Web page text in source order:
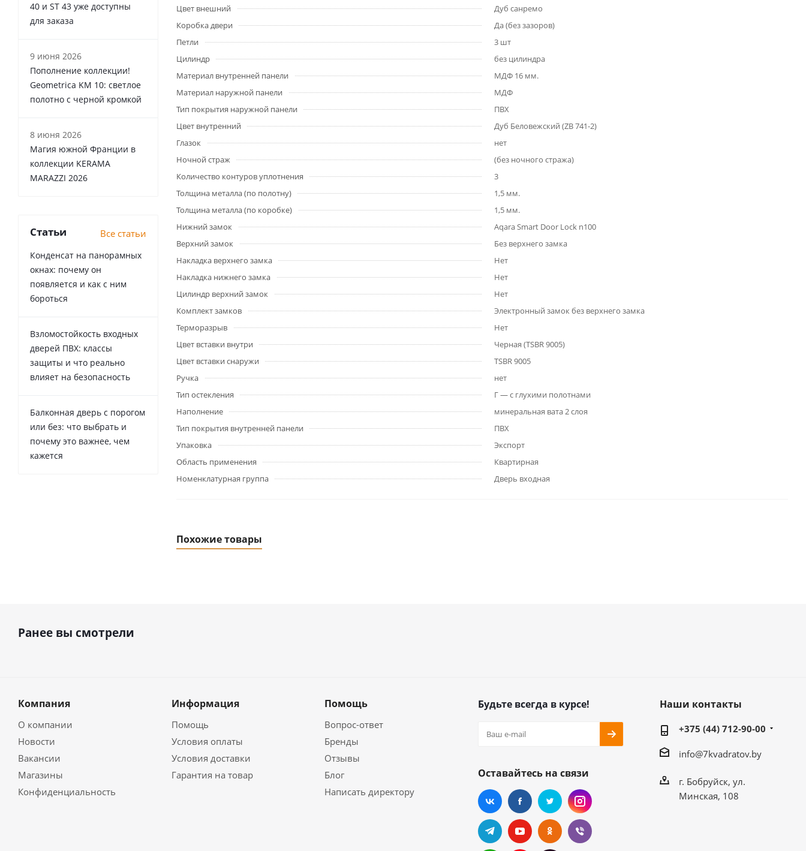
Цвет внешний
Дуб санремо
Коробка двери
Да (без зазоров)
Петли
3 шт
Цилиндр
без цилиндра
Материал внутренней панели
МДФ 16 мм.
Материал наружной панели
МДФ
Тип покрытия наружной панели
ПВХ
Цвет внутренний
Дуб Беловежский (ZB 741-2)
Глазок
нет
Ночной страж
(без ночного стража)
Количество контуров уплотнения
3
Толщина металла (по полотну)
1,5 мм.
Толщина металла (по коробке)
1,5 мм.
Нижний замок
Aqara Smart Door Lock n100
Верхний замок
Без верхнего замка
Накладка верхнего замка
Нет
Накладка нижнего замка
Нет
Цилиндр верхний замок
Нет
Комплект замков
Электронный замок без верхнего замка
Терморазрыв
Нет
Цвет вставки внутри
Черная (TSBR 9005)
Цвет вставки снаружи
TSBR 9005
Ручка
нет
Тип остекления
Г — с глухими полотнами
Наполнение
минеральная вата 2 слоя
Тип покрытия внутренней панели
ПВХ
Упаковка
Экспорт
Область применения
Квартирная
Номенклатурная группа
Дверь входная
Похожие товары
40 и ST 43 уже доступны
для заказа
9 июня 2026
Пополнение коллекции!
Geometrica KM 10: светлое
полотно с черной кромкой
8 июня 2026
Магия южной Франции в
коллекции KERAMA
MARAZZI 2026
Статьи Все статьи
Конденсат на панорамных
окнах: почему он
появляется и как с ним
бороться
Взломостойкость входных
дверей ПВХ: классы
защиты и что реально
влияет на безопасность
Балконная дверь с порогом
или без: что выбрать и
почему это важнее, чем
кажется
Ранее вы смотрели
Компания
О компании
Новости
Вакансии
Магазины
Конфиденциальность
Информация
Помощь
Условия оплаты
Условия доставки
Гарантия на товар
Помощь
Вопрос-ответ
Бренды
Отзывы
Блог
Написать директору
Будьте всегда в курсе!
Оставайтесь на связи
Наши контакты
+375 (44) 712-90-00
info@7kvadratov.by
г. Бобруйск, ул.
Минская, 108